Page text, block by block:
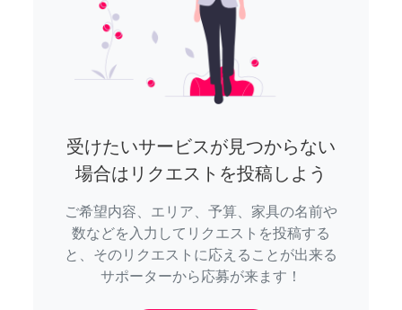
受けたいサービスが見つからない
場合はリクエストを投稿しよう
ご希望内容、エリア、予算、家具の名前や
数などを入力してリクエストを投稿する
と、そのリクエストに応えることが出来る
サポーターから応募が来ます！